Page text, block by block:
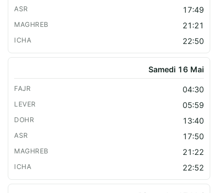
17:49
21:21
22:50
Samedi 16 Mai
04:30
05:59
13:40
17:50
21:22
22:52